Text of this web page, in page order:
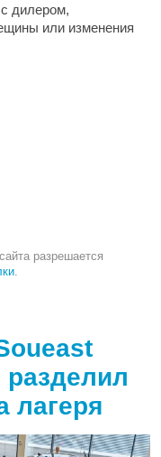
дилером,
или изменения
разрешается
разделил
лагеря